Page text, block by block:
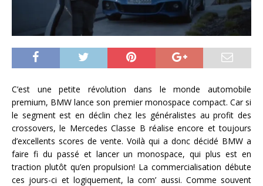
C’est une petite révolution dans le monde automobile
premium, BMW lance son premier monospace compact. Car si
le segment est en déclin chez les généralistes au profit des
crossovers, le Mercedes Classe B réalise encore et toujours
d’excellents scores de vente. Voilà qui a donc décidé BMW a
faire fi du passé et lancer un monospace, qui plus est en
traction plutôt qu’en propulsion! La commercialisation débute
ces jours-ci et logiquement, la com’ aussi. Comme souvent